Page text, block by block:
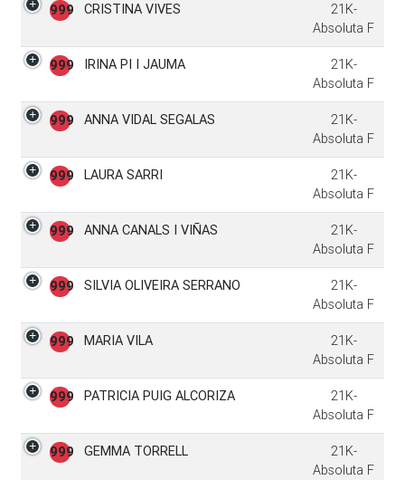
999 CRISTINA VIVES
21K-
Absoluta F
999 IRINA PI I JAUMA
21K-
Absoluta F
999 ANNA VIDAL SEGALAS
21K-
Absoluta F
999 LAURA SARRI
21K-
Absoluta F
999 ANNA CANALS I VIÑAS
21K-
Absoluta F
999 SILVIA OLIVEIRA SERRANO
21K-
Absoluta F
999 MARIA VILA
21K-
Absoluta F
999 PATRICIA PUIG ALCORIZA
21K-
Absoluta F
999 GEMMA TORRELL
21K-
Absoluta F